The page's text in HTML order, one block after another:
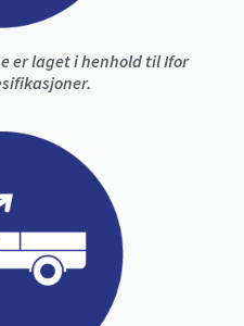
er laget i henhold til Ifor